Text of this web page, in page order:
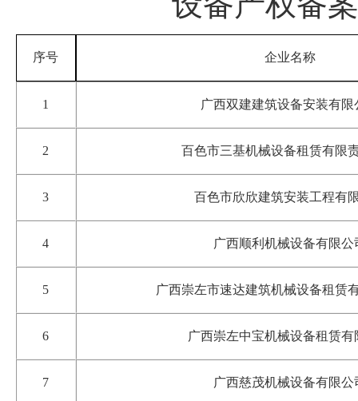
序号 企业名称
1 广西双建建筑设备安装有限
2 百色市三基机械设备租赁有限
3 百色市欣欣建筑安装工程有
4 广西顺利机械设备有限公
5 广西崇左市速达建筑机械设备租赁
6 广西崇左中宝机械设备租赁有
7 广西慈茂机械设备有限公